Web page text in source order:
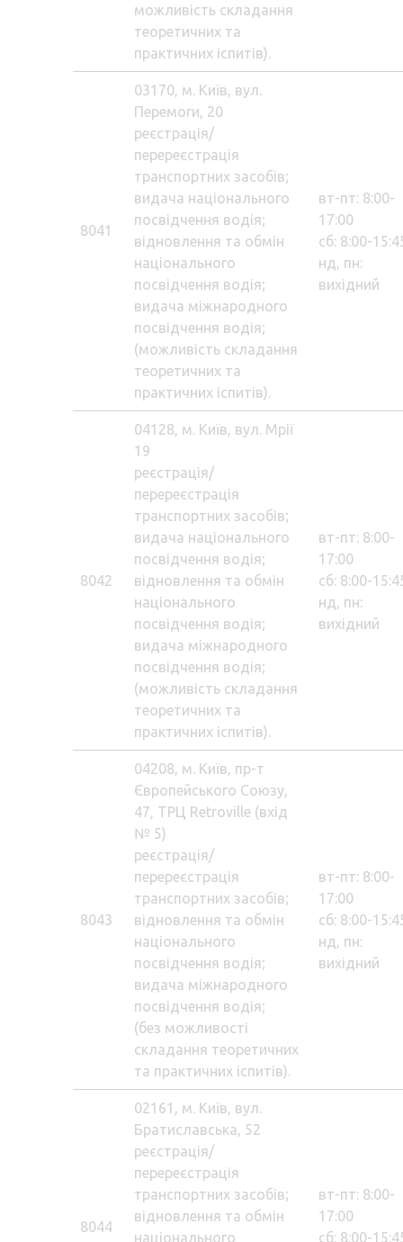
можливість складання
теоретичних та
практичних іспитів).
8041
03170, м. Київ, вул.
Перемоги, 20
реєстрація/
перереєстрація
транспортних засобів;
видача національного
посвідчення водія;
відновлення та обмін
національного
посвідчення водія;
видача міжнародного
посвідчення водія;
(можливість складання
теоретичних та
практичних іспитів).
вт-пт: 8:00-
17:00
сб: 8:00-
нд, пн:
вихідний
8042
04128, м. Київ, вул. Мрії
19
реєстрація/
перереєстрація
транспортних засобів;
видача національного
посвідчення водія;
відновлення та обмін
національного
посвідчення водія;
видача міжнародного
посвідчення водія;
(можливість складання
теоретичних та
практичних іспитів).
вт-пт: 8:00-
17:00
сб: 8:00-
нд, пн:
вихідний
8043
04208, м. Київ, пр-т
Європейського Союзу,
47, ТРЦ Retroville (вхід
№ 5)
реєстрація/
перереєстрація
транспортних засобів;
відновлення та обмін
національного
посвідчення водія;
видача міжнародного
посвідчення водія;
(без можливості
складання теоретичних
та практичних іспитів).
вт-пт: 8:00-
17:00
сб: 8:00-
нд, пн:
вихідний
8044
02161, м. Київ, вул.
Братиславська, 52
реєстрація/
перереєстрація
транспортних засобів;
відновлення та обмін
національного
вт-пт: 8:00-
17:00
сб: 8:00-